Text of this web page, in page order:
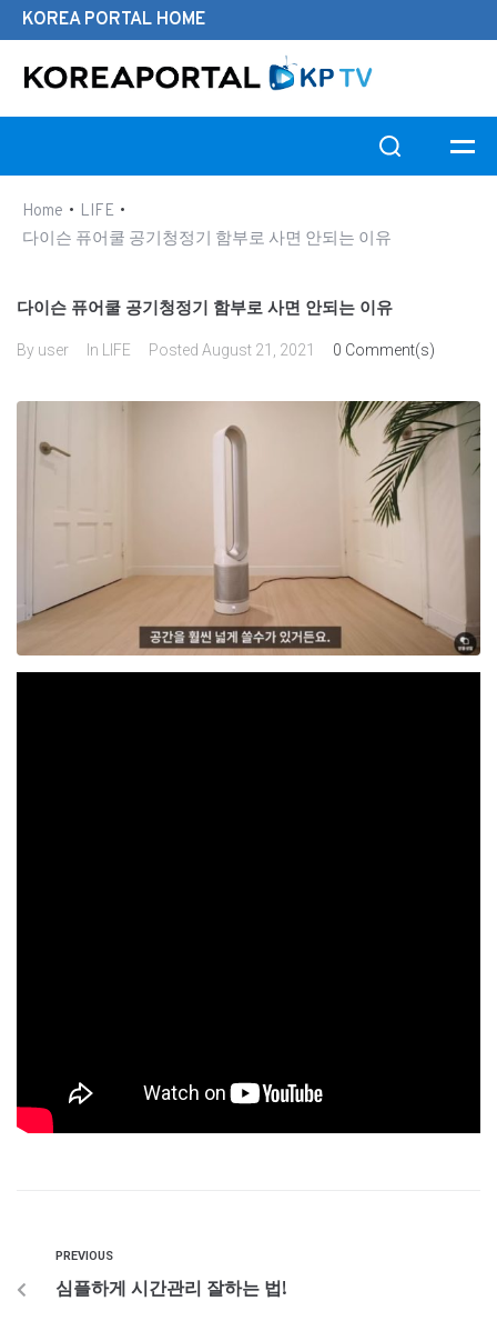
KOREA PORTAL HOME
Home • LIFE •
다이슨 퓨어쿨 공기청정기 함부로 사면 안되는 이유
다이슨 퓨어쿨 공기청정기 함부로 사면 안되는 이유
By user In LIFE Posted August 21, 2021 0 Comment(s)
PREVIOUS
심플하게 시간관리 잘하는 법!